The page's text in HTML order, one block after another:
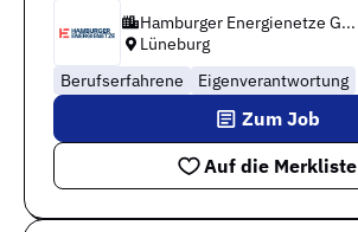
Hamburger Energienetze G...
Lüneburg
Berufserfahrene
Eigenverantwortung
Auf die Merkliste
Zum Job